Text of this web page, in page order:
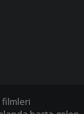
filmleri